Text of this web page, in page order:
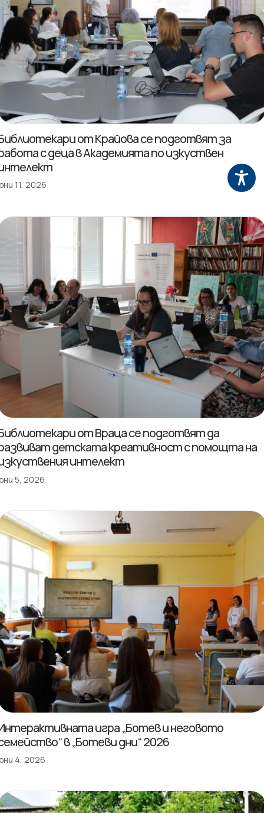
от Крайова се подготвят за
с деца в Академията по изкуствен
11, 2026
от Враца се подготвят да
детската креативност с помощта на
интелект
5, 2026
игра „Ботев и неговото
в „Ботеви дни“ 2026
4, 2026